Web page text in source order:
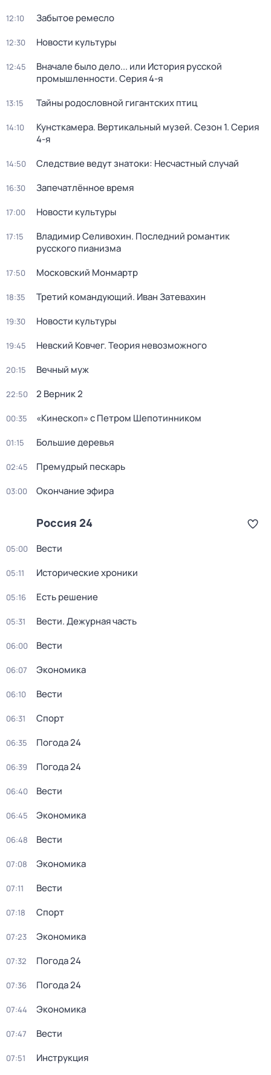
12:10 Забытое ремесло
12:30 Новости культуры
12:45
Вначале было дело... или История русской
промышленности. Серия 4-я
13:15 Тайны родословной гигантских птиц
14:10 Кунсткамера. Вертикальный музей. Сезон 1. Серия
4-я
14:50 Следствие ведут знатоки: Несчастный случай
16:30 Запечатлённое время
17:00 Новости культуры
17:15
Владимир Селивохин. Последний романтик
русского пианизма
17:50 Московский Монмартр
18:35 Третий командующий. Иван Затевахин
19:30 Новости культуры
19:45 Невский Ковчег. Теория невозможного
20:15 Вечный муж
22:50 2 Верник 2
00:35 «Кинескоп» с Петром Шепотинником
01:15 Большие деревья
02:45 Премудрый пескарь
03:00 Окончание эфира
Россия 24
05:00 Вести
05:11 Исторические хроники
05:16 Есть решение
05:31 Вести. Дежурная часть
06:00 Вести
06:07 Экономика
06:10 Вести
06:31 Спорт
06:35 Погода 24
06:39 Погода 24
06:40 Вести
06:45 Экономика
06:48 Вести
07:08 Экономика
07:11 Вести
07:18 Спорт
07:23 Экономика
07:32 Погода 24
07:36 Погода 24
07:44 Экономика
07:47 Вести
07:51 Инструкция